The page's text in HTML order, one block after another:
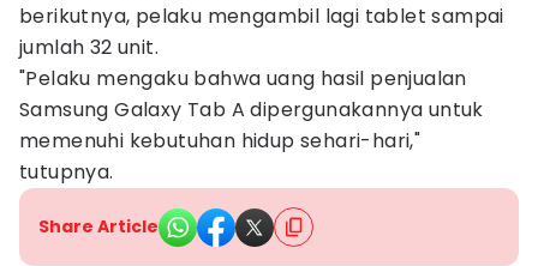
berikutnya, pelaku mengambil lagi tablet sampai
jumlah 32 unit.
"Pelaku mengaku bahwa uang hasil penjualan
Samsung Galaxy Tab A dipergunakannya untuk
memenuhi kebutuhan hidup sehari-hari,"
tutupnya.
Share Article